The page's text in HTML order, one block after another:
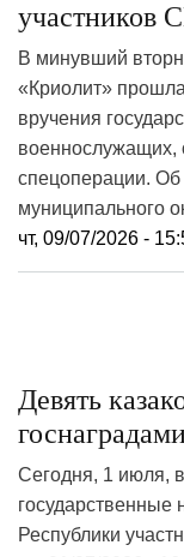
участников
В минувший
«Криолит»
вручения
военнослужащих,
спецоперации. Об
муниципального
чт, 09/07/2026 -
Девять
Сегодня, 1 июля,
государственные
Республики